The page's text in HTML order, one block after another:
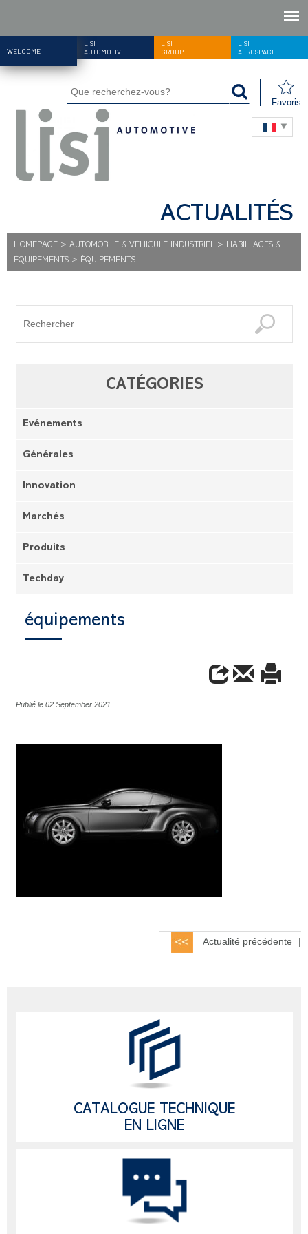
WELCOME
LISI
AUTOMOTIVE
LISI
GROUP
LISI
AEROSPACE
Favoris
ACTUALITÉS
HOMEPAGE > AUTOMOBILE & VÉHICULE INDUSTRIEL> HABILLAGES &
ÉQUIPEMENTS > ÉQUIPEMENTS
CATÉGORIES
Evénements
Générales
Innovation
Marchés
Produits
Techday
équipements
Publié le 02 September 2021
Actualité précédente |
CATALOGUE TECHNIQUE
EN LIGNE